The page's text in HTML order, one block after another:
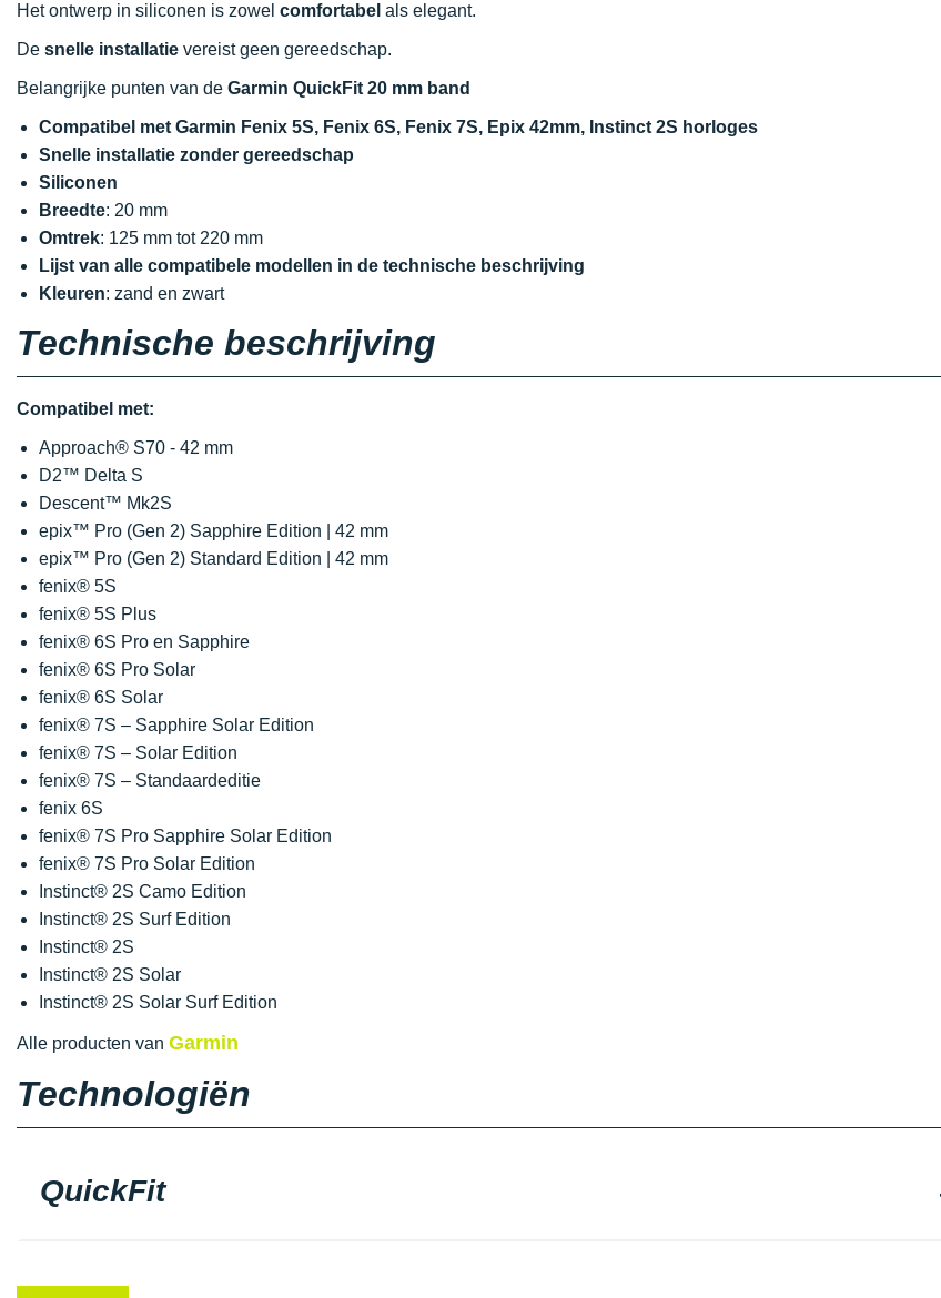
Het ontwerp in siliconen is zowel comfortabel als elegant.
De snelle installatie vereist geen gereedschap.
Belangrijke punten van de Garmin QuickFit 20 mm band
Compatibel met Garmin Fenix 5S, Fenix 6S, Fenix 7S, Epix 42mm, Instinct 2S horloges
Snelle installatie zonder gereedschap
Siliconen
Breedte: 20 mm
Omtrek: 125 mm tot 220 mm
Lijst van alle compatibele modellen in de technische beschrijving
Kleuren: zand en zwart
Technische beschrijving
Compatibel met:
Approach® S70 - 42 mm
D2™ Delta S
Descent™ Mk2S
epix™ Pro (Gen 2) Sapphire Edition | 42 mm
epix™ Pro (Gen 2) Standard Edition | 42 mm
fenix® 5S
fenix® 5S Plus
fenix® 6S Pro en Sapphire
fenix® 6S Pro Solar
fenix® 6S Solar
fenix® 7S – Sapphire Solar Edition
fenix® 7S – Solar Edition
fenix® 7S – Standaardeditie
fenix 6S
fenix® 7S Pro Sapphire Solar Edition
fenix® 7S Pro Solar Edition
Instinct® 2S Camo Edition
Instinct® 2S Surf Edition
Instinct® 2S
Instinct® 2S Solar
Instinct® 2S Solar Surf Edition
Alle producten van Garmin
Technologiën
QuickFit